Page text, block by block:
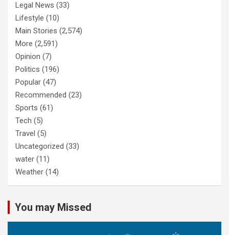
Legal News (33)
Lifestyle (10)
Main Stories (2,574)
More (2,591)
Opinion (7)
Politics (196)
Popular (47)
Recommended (23)
Sports (61)
Tech (5)
Travel (5)
Uncategorized (33)
water (11)
Weather (14)
You may Missed